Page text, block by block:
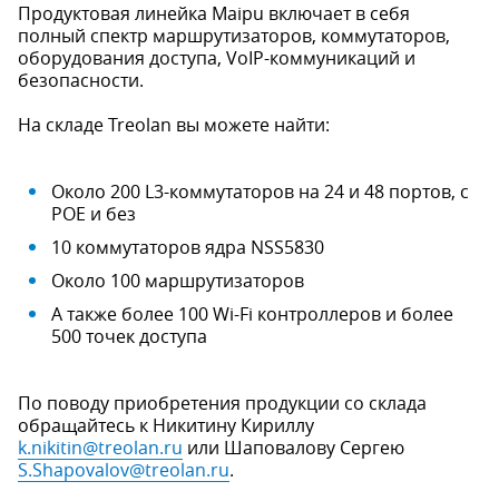
Продуктовая линейка Maipu включает в себя
полный спектр маршрутизаторов, коммутаторов,
оборудования доступа, VoIP-коммуникаций и
безопасности.
На складе Treolan вы можете найти:
Около 200 L3-коммутаторов на 24 и 48 портов, с
POE и без
10 коммутаторов ядра NSS5830
Около 100 маршрутизаторов
А также более 100 Wi-Fi контроллеров и более
500 точек доступа
По поводу приобретения продукции со склада
обращайтесь к Никитину Кириллу
k.nikitin@treolan.ru или Шаповалову Сергею
S.Shapovalov@treolan.ru.